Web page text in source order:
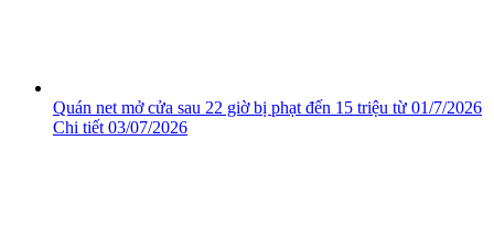
Quán net mở cửa sau 22 giờ bị phạt đến 15 triệu từ 01/7/2026
Chi tiết 03/07/2026